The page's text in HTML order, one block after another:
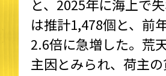
と、2025年に海上で
は推計1,478個と、前
2.6倍に急増した。荒
主因とみられ、荷主